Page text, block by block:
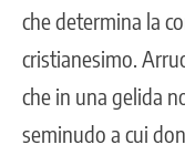
che determina la
cristianesimo.
che in una gelida
seminudo a cui